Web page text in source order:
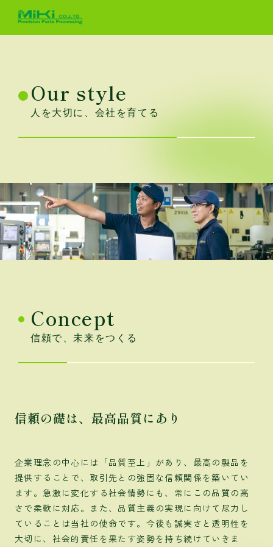
Our style
人を大切に、会社を育てる
Concept
信頼で、未来をつくる
信頼の礎は、最高品質にあり
企業理念の中心には「品質至上」があり、最高の製品を
提供することで、取引先との強固な信頼関係を築いてい
ます。急激に変化する社会情勢にも、常にこの品質の高
さで柔軟に対応。また、品質主義の実現に向けて尽力し
ていることは当社の使命です。今後も誠実さと透明性を
大切に、社会的責任を果たす姿勢を持ち続けていきま